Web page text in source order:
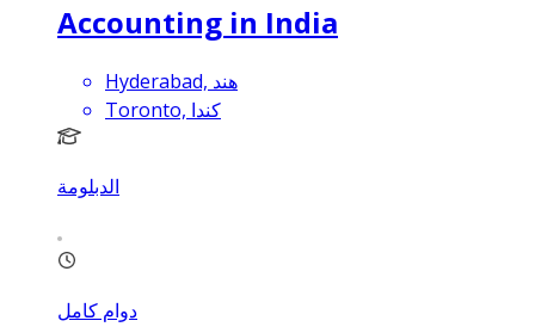
Accounting in India
Hyderabad, هند
Toronto, كندا
الدبلومة
دوام كامل